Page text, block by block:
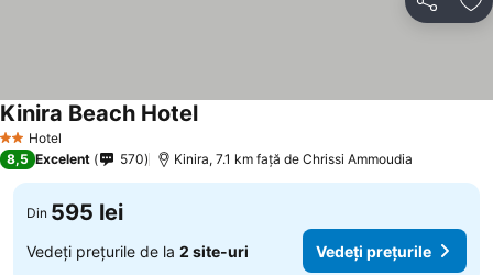
Distribuiți
2 SteleHotel
Kinira Beach Hotel
8,5 Excelent 570 Kinira, 7.1 km faţă de Chrissi Ammoudia
Din 595 lei
Vedeți prețurile de la 2 site-uri Vedeți prețurile